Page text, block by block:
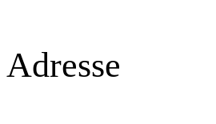
Adresse